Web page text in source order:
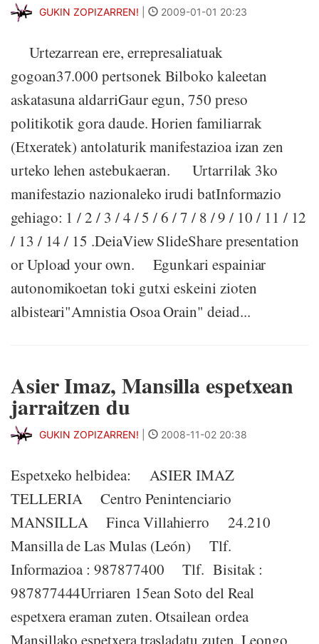
GUKIN ZOPIZARREN! 2009-01-01 20:23
Urtezarrean ere, errepresaliatuak
gogoan37.000 pertsonek Bilboko kaleetan
askatasuna aldarriGaur egun, 750 preso
politikotik gora daude. Horien familiarrak
(Etxeratek) antolaturik manifestazioa izan zen
urteko lehen astebukaeran. Urtarrilak 3ko
manifestazio nazionaleko irudi batInformazio
gehiago: 1 / 2 / 3 / 4 / 5 / 6 / 7 / 8 / 9 / 10 / 11 / 12
/ 13 / 14 / 15 .DeiaView SlideShare presentation
or Upload your own. Egunkari espainiar
autonomikoetan toki gutxi eskeini zioten
albisteari"Amnistia Osoa Orain" deiad...
Asier Imaz, Mansilla espetxean
jarraitzen du
GUKIN ZOPIZARREN! 2008-11-02 20:38
Espetxeko helbidea: ASIER IMAZ
TELLERIA Centro Penintenciario
MANSILLA Finca Villahierro 24.210
Mansilla de Las Mulas (León) Tlf.
Informazioa : 987877400 Tlf. Bisitak :
987877444Urriaren 15ean Soto del Real
espetxera eraman zuten. Otsailean ordea
Mansillako espetxera trasladatu zuten. Leongo